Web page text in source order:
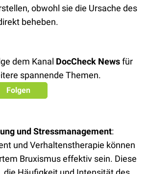
obwohl sie die Ursache des
beheben.
dem Kanal DocCheck Newsfür
spannende Themen.
Folgen
und Stressmanagement:
und Verhaltenstherapie können
Bruxismus effektiv sein. Diese